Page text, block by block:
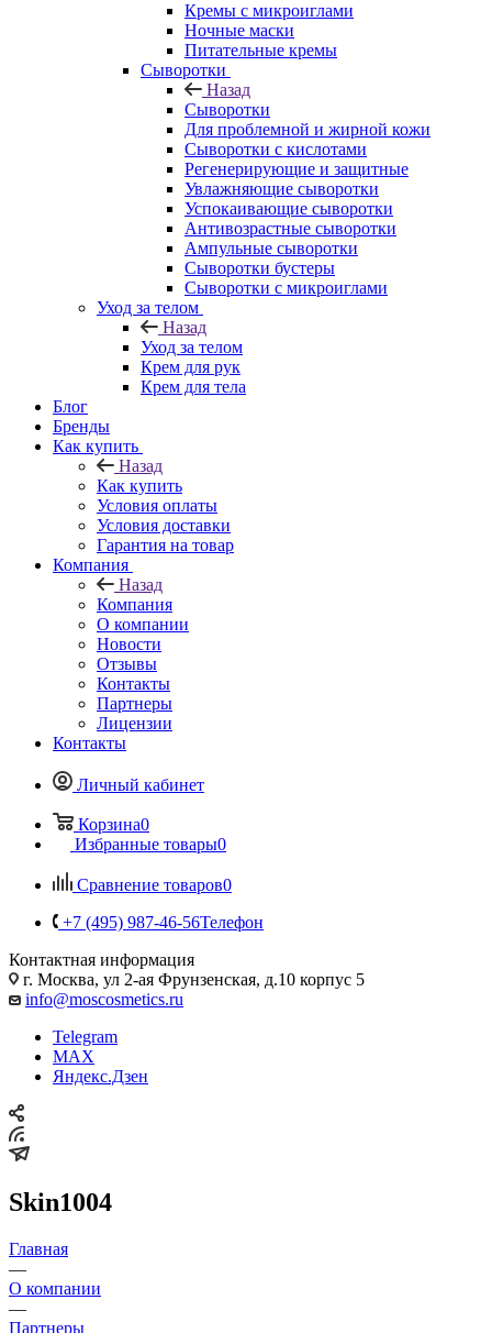
Кремы с микроиглами
Ночные маски
Питательные кремы
Сыворотки
Назад
Сыворотки
Для проблемной и жирной кожи
Сыворотки с кислотами
Регенерирующие и защитные
Увлажняющие сыворотки
Успокаивающие сыворотки
Антивозрастные сыворотки
Ампульные сыворотки
Сыворотки бустеры
Сыворотки с микроиглами
Уход за телом
Назад
Уход за телом
Крем для рук
Крем для тела
Блог
Бренды
Как купить
Назад
Как купить
Условия оплаты
Условия доставки
Гарантия на товар
Компания
Назад
Компания
О компании
Новости
Отзывы
Контакты
Партнеры
Лицензии
Контакты
Личный кабинет
Корзина0
Избранные товары0
Сравнение товаров0
+7 (495) 987-46-56Телефон
Контактная информация
г. Москва, ул 2-ая Фрунзенская, д.10 корпус 5
info@moscosmetics.ru
Telegram
MAX
Яндекс.Дзен
Skin1004
Главная
—
О компании
—
Партнеры